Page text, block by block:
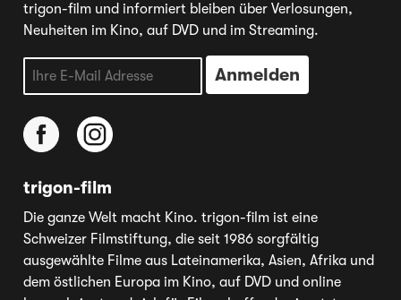
trigon-film und informiert bleiben über Verlosungen,
Neuheiten im Kino, auf DVD und im Streaming.
trigon-film
Die ganze Welt macht Kino. trigon-film ist eine
Schweizer Filmstiftung, die seit 1986 sorgfältig
ausgewählte Filme aus Lateinamerika, Asien, Afrika und
dem östlichen Europa im Kino, auf DVD und online